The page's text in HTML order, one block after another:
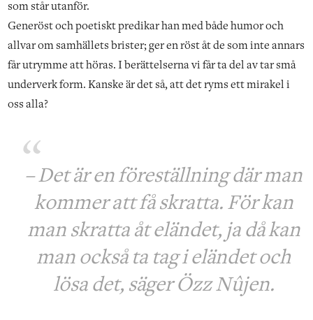
som står utanför.
Generöst och poetiskt predikar han med både humor och
allvar om samhällets brister; ger en röst åt de som inte annars
får utrymme att höras. I berättelserna vi får ta del av tar små
underverk form. Kanske är det så, att det ryms ett mirakel i
oss alla?
– Det är en föreställning där man
kommer att få skratta. För kan
man skratta åt eländet, ja då kan
man också ta tag i eländet och
lösa det, säger Özz Nûjen.